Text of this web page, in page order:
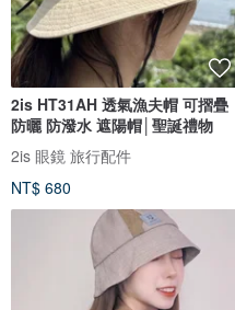
2is HT31AH 透氣漁夫帽 可摺疊
防曬 防潑水 遮陽帽│聖誕禮物
2is 眼鏡 旅行配件
NT$ 680